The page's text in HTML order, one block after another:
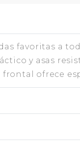
favoritas a
y asas
ofrece